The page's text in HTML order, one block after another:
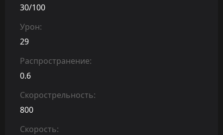
30/100
Урон:
29
Распространение:
0.6
Скорострельность:
800
Скорость: